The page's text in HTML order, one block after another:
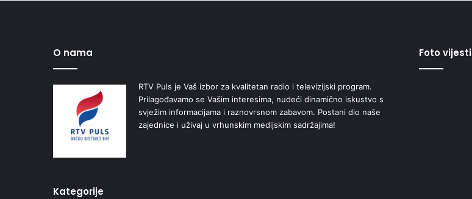
O nama
RTV Puls je Vaš izbor za kvalitetan radio i televizijski program.
Prilagođavamo se Vašim interesima, nudeći dinamično iskustvo s
svježim informacijama i raznovrsnom zabavom. Postani dio naše
zajednice i uživaj u vrhunskim medijskim sadržajima!
Kategorije
Foto vijesti